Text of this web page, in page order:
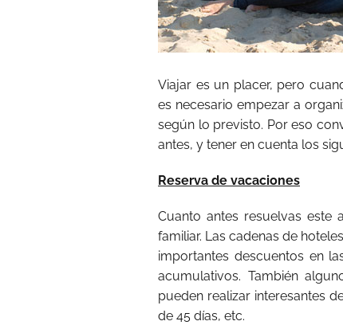
Viajar es un placer, pero
es necesario empezar a
según lo previsto. Por eso
antes, y tener en cuenta los
Reserva de vacaciones
Cuanto antes resuelvas este
familiar. Las cadenas de
importantes descuentos en
acumulativos. También
pueden realizar interesantes
de 45 días, etc.